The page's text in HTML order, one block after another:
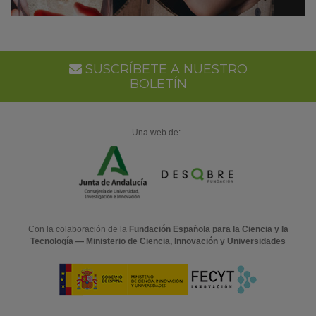
SUSCRÍBETE A NUESTRO
BOLETÍN
Una web de:
Con la colaboración de la Fundación Española para la Ciencia y la
Tecnología — Ministerio de Ciencia, Innovación y Universidades